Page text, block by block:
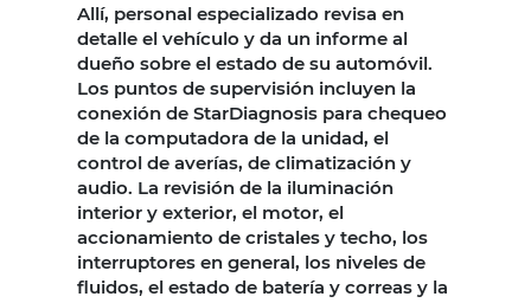
Allí, personal especializado revisa en
detalle el vehículo y da un informe al
dueño sobre el estado de su automóvil.
Los puntos de supervisión incluyen la
conexión de StarDiagnosis para chequeo
de la computadora de la unidad, el
control de averías, de climatización y
audio. La revisión de la iluminación
interior y exterior, el motor, el
accionamiento de cristales y techo, los
interruptores en general, los niveles de
fluidos, el estado de batería y correas y la